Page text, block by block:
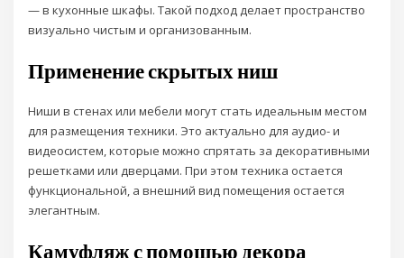
— в кухонные шкафы. Такой подход делает пространство
визуально чистым и организованным.
Применение скрытых ниш
Ниши в стенах или мебели могут стать идеальным местом
для размещения техники. Это актуально для аудио- и
видеосистем, которые можно спрятать за декоративными
решетками или дверцами. При этом техника остается
функциональной, а внешний вид помещения остается
элегантным.
Камуфляж с помощью декора